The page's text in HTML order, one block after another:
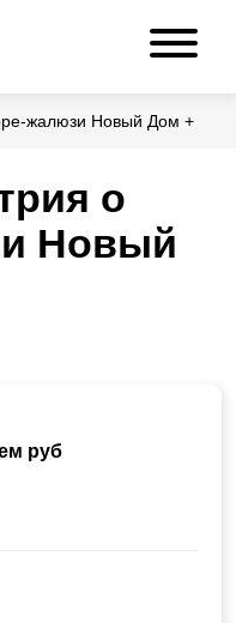
жалюзи Новый Дом +
о
Новый
руб